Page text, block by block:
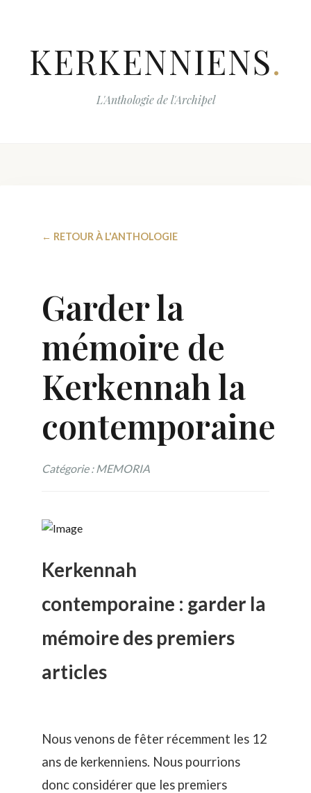
KERKENNIENS.
L'Anthologie de l'Archipel
← RETOUR À L'ANTHOLOGIE
Garder la
mémoire de
Kerkennah la
contemporaine
Catégorie : MEMORIA
Kerkennah
contemporaine : garder la
mémoire des premiers
articles
Nous venons de fêter récemment les 12
ans de kerkenniens. Nous pourrions
donc considérer que les premiers